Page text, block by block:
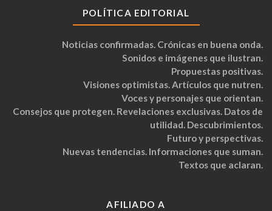
POLÍTICA EDITORIAL
Noticias confirmadas. Crónicas en buena onda.
Sonidos e imágenes que ilustran.
Propuestas positivas.
Visiones optimistas. Artículos que nutren.
Voces y personajes que orientan.
Consejos que protegen. Revelaciones exclusivas. Datos de
utilidad. Descubrimientos.
Futuro y perspectivas.
Nuevas tendencias. Informaciones que suman.
Textos que aclaran.
AFILIADO A